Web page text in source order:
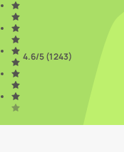
4.6/5 (1 243)